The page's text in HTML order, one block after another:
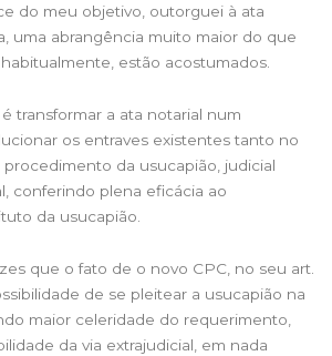
do meu objetivo, outorguei à ata
uma abrangência muito maior do que
estão acostumados.
transformar a ata notarial num
os entraves existentes tanto no
da usucapião, judicial
conferindo plena eficácia ao
da usucapião.
que o fato de o novo CPC, no seu art.
de se pleitear a usucapião na
maior celeridade do requerimento,
da via extrajudicial, em nada